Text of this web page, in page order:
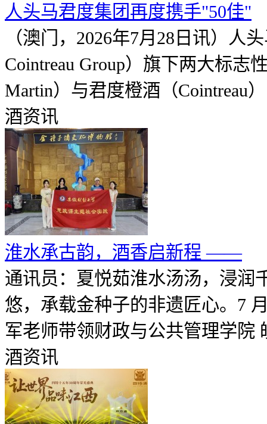
人头马君度集团再度携手"50佳"
（澳门，2026年7月28日讯）人
Cointreau Group）旗下两大标志
Martin）与君度橙酒（Cointreau
酒资讯
淮水承古韵，酒香启新程 ——
通讯员：夏悦茹淮水汤汤，浸润
悠，承载金种子的非遗匠心。7
军老师带领财政与公共管理学院
酒资讯